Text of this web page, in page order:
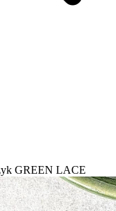
GREEN LACE